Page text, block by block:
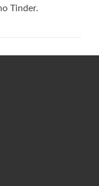
Tinder.